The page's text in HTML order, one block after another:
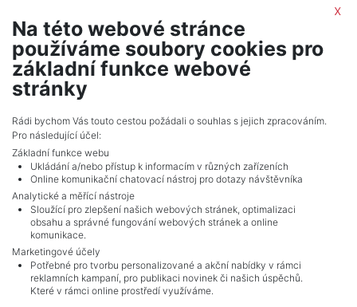
Land for sale / field / 4539 m2
Ondřejov
331,347 CZK (real estate) Price
Adverts total10.
NAVIGACE
x
Na této webové stránce
používáme soubory cookies pro
základní funkce webové
stránky
Rádi bychom Vás touto cestou požádali o souhlas s jejich zpracováním.
Pro následující účel:
Základní funkce webu
Ukládání a/nebo přístup k informacím v různých zařízeních
Online komunikační chatovací nástroj pro dotazy návštěvníka
Analytické a měřící nástroje
Sloužící pro zlepšení našich webových stránek, optimalizaci
obsahu a správné fungování webových stránek a online
komunikace.
Marketingové účely
Potřebné pro tvorbu personalizované a akční nabídky v rámci
reklamních kampaní, pro publikaci novinek či našich úspěchů.
Které v rámci online prostředí využíváme.